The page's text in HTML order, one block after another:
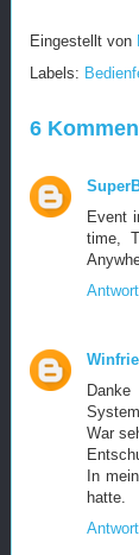
Eingestellt von
Labels:
6
Event
time,
War
In
hatte.